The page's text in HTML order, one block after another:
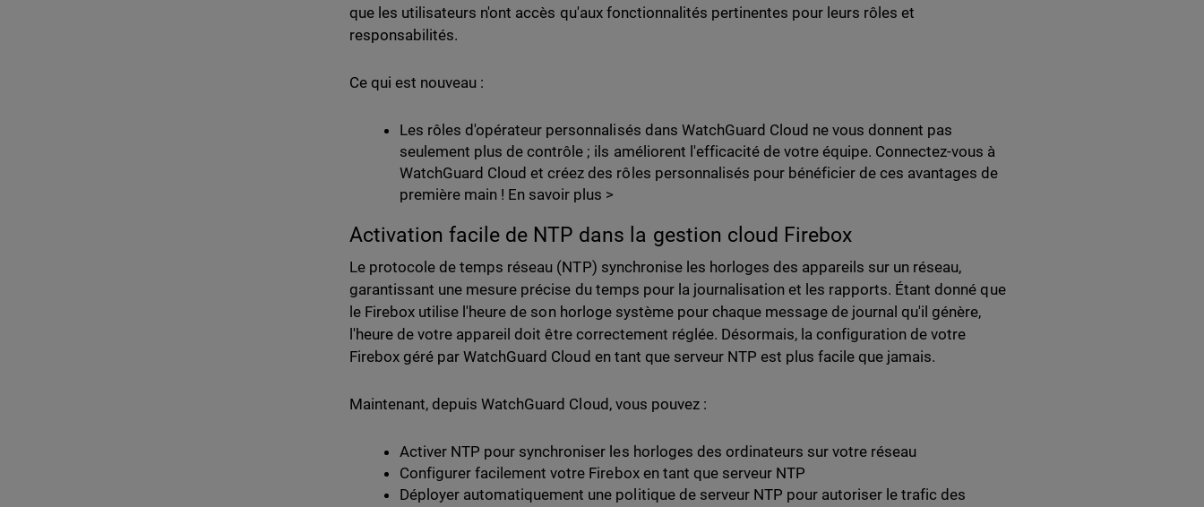
que les utilisateurs n'ont accès qu'aux fonctionnalités pertinentes pour leurs rôles et
responsabilités.
Ce qui est nouveau :
Les rôles d'opérateur personnalisés dans WatchGuard Cloud ne vous donnent pas
seulement plus de contrôle ; ils améliorent l'efficacité de votre équipe. Connectez-vous à
WatchGuard Cloud et créez des rôles personnalisés pour bénéficier de ces avantages de
première main ! En savoir plus >
Activation facile de NTP dans la gestion cloud Firebox
Le protocole de temps réseau (NTP) synchronise les horloges des appareils sur un réseau,
garantissant une mesure précise du temps pour la journalisation et les rapports. Étant donné que
le Firebox utilise l'heure de son horloge système pour chaque message de journal qu'il génère,
l'heure de votre appareil doit être correctement réglée. Désormais, la configuration de votre
Firebox géré par WatchGuard Cloud en tant que serveur NTP est plus facile que jamais.
Maintenant, depuis WatchGuard Cloud, vous pouvez :
Activer NTP pour synchroniser les horloges des ordinateurs sur votre réseau
Configurer facilement votre Firebox en tant que serveur NTP
Déployer automatiquement une politique de serveur NTP pour autoriser le trafic des